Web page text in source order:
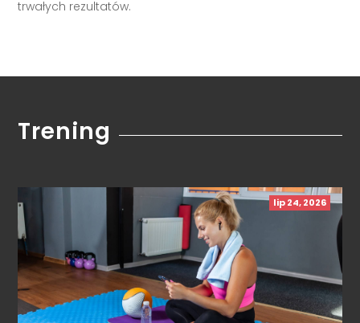
trwałych rezultatów.
Trening
lip 24, 2026